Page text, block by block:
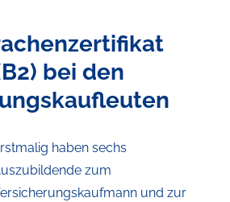
bei den
haben sechs
zum
und zur